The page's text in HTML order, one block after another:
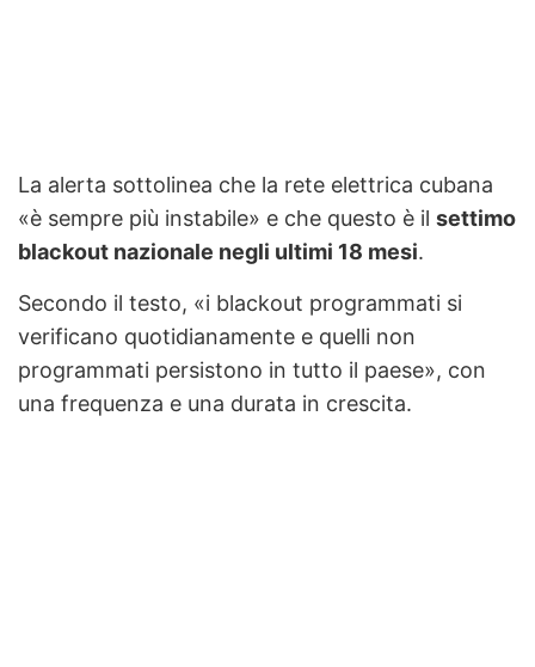
La alerta sottolinea che la rete elettrica cubana
«è sempre più instabile» e che questo è il settimo
blackout nazionale negli ultimi 18 mesi.
Secondo il testo, «i blackout programmati si
verificano quotidianamente e quelli non
programmati persistono in tutto il paese», con
una frequenza e una durata in crescita.